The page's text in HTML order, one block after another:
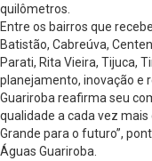
quilômetros.
Entre os bairros que
Batistão, Cabreúva,
Parati, Rita Vieira, Tijuca,
planejamento, inovação e
Guariroba reafirma seu
qualidade a cada vez
Grande para o futuro”,
Águas Guariroba.